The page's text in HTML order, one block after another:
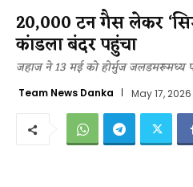
20,000 टन गैस लेकर
कांडला बंदर पहुंचा
जहाज ने 13 मई को होर्मुज जलडमरूमध्य
Team News Danka May 17, 2026